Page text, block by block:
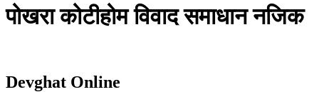
पोखरा कोटीहोम विवाद समाधान नजिक
Devghat Online